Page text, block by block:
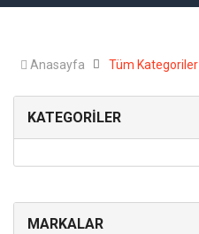
Anasayfa Tüm Kategoriler
KATEGORİLER
MARKALAR